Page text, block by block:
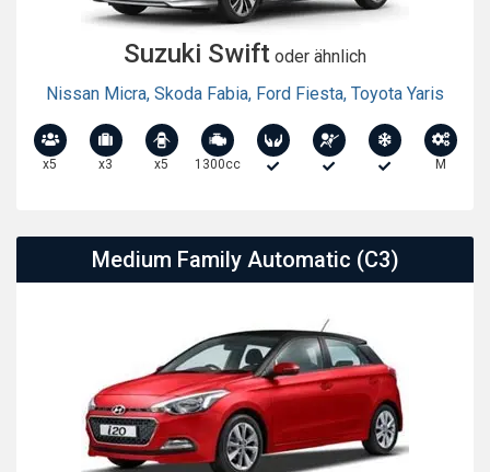
Suzuki Swift oder ähnlich
Nissan Micra, Skoda Fabia, Ford Fiesta, Toyota Yaris
x5 x3 x5 1300cc M
Medium Family Automatic (C3)